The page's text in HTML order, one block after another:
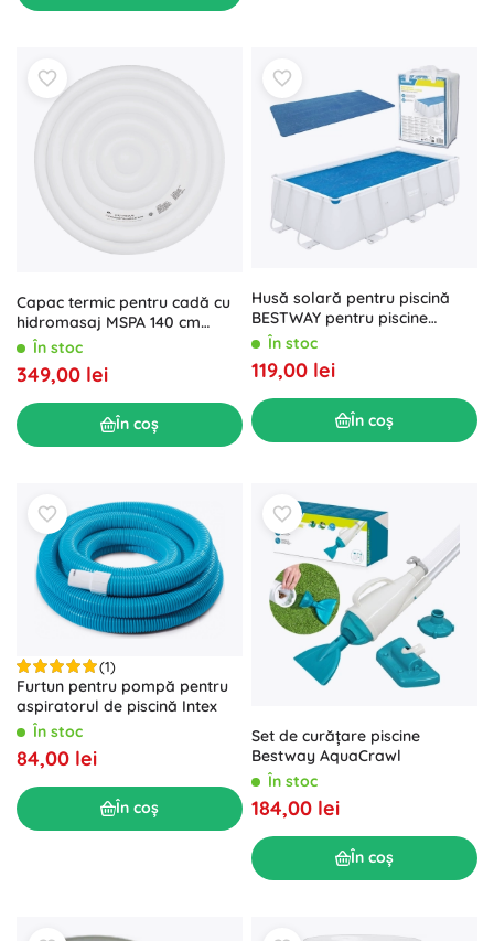
Capac termic pentru cadă cu
hidromasaj MSPA 140 cm
pentru 4 persoane
În stoc
349,00 lei
În coș
Husă solară pentru piscină
BESTWAY pentru piscine
dreptunghiulare 3,80 × 1,80 m
În stoc
119,00 lei
În coș
(1)
Furtun pentru pompă pentru
aspiratorul de piscină Intex
În stoc
84,00 lei
În coș
Set de curățare piscine
Bestway AquaCrawl
În stoc
184,00 lei
În coș